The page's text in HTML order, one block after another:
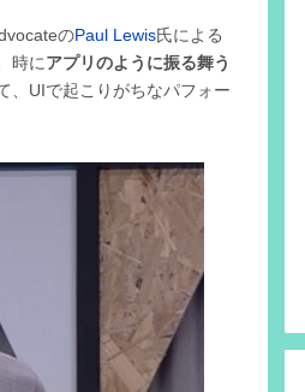
のPaul Lewis氏による
時にアプリのように振る舞う
、UIで起こりがちなパフォー